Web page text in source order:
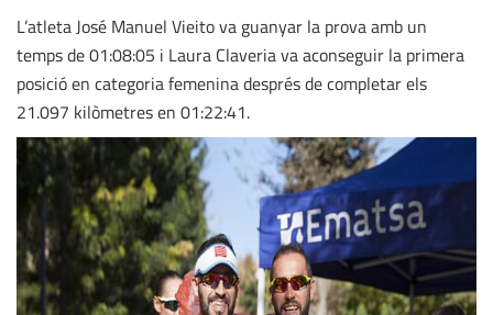
L’atleta José Manuel Vieito va guanyar la prova amb un
temps de 01:08:05 i Laura Claveria va aconseguir la primera
posició en categoria femenina després de completar els
21.097 kilòmetres en 01:22:41.